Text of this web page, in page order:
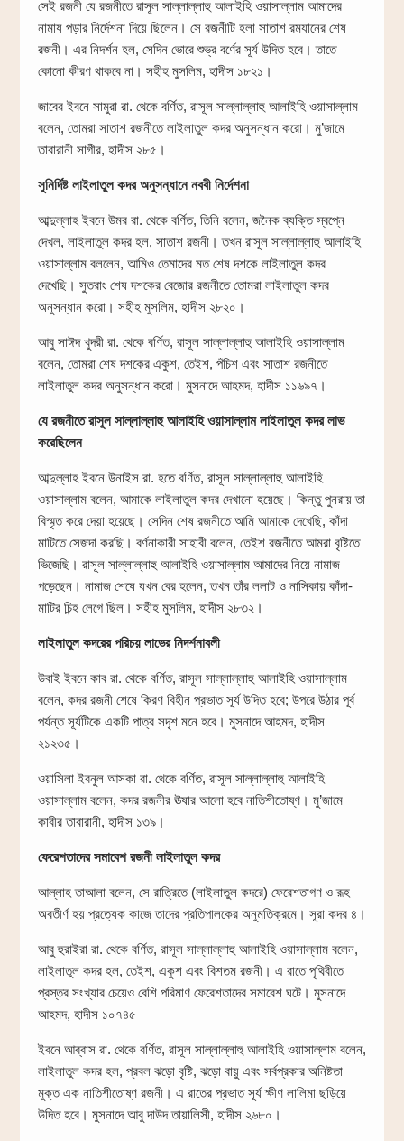
সেই রজনী যে রজনীতে রাসূল সাল্লাল্লাহু আলাইহি ওয়াসাল্লাম আমাদের
নামায পড়ার নির্দেশনা দিয়ে ছিলেন। সে রজনীটি হলা সাতাশ রমযানের শেষ
রজনী। এর নিদর্শন হল, সেদিন ভোরে শুভ্র বর্ণের সূর্য উদিত হবে। তাতে
কোনো কীরণ থাকবে না। সহীহ মুসলিম, হাদীস ১৮২১।
জাবের ইবনে সামুরা রা. থেকে বর্ণিত, রাসূল সাল্লাল্লাহু আলাইহি ওয়াসাল্লাম
বলেন, তোমরা সাতাশ রজনীতে লাইলাতুল কদর অনুসন্ধান করো। মু’জামে
তাবারানী সাগীর, হাদীস ২৮৫।
সুনির্দিষ্ট লাইলাতুল কদর অনুসন্ধানে নববী নির্দেশনা
আব্দুল্লাহ ইবনে উমর রা. থেকে বর্ণিত, তিনি বলেন, জনৈক ব্যক্তি স্বপ্নে
দেখল, লাইলাতুল কদর হল, সাতাশ রজনী। তখন রাসূল সাল্লাল্লাহু আলাইহি
ওয়াসাল্লাম বললেন, আমিও তেমাদের মত শেষ দশকে লাইলাতুল কদর
দেখেছি। সুতরাং শেষ দশকের বেজোর রজনীতে তোমরা লাইলাতুল কদর
অনুসন্ধান করো। সহীহ মুসলিম, হাদীস ২৮২০।
আবু সাঈদ খুদরী রা. থেকে বর্ণিত, রাসূল সাল্লাল্লাহু আলাইহি ওয়াসাল্লাম
বলেন, তোমরা শেষ দশকের একুশ, তেইশ, পঁচিশ এবং সাতাশ রজনীতে
লাইলাতুল কদর অনুসন্ধান করো। মুসনাদে আহমদ, হাদীস ১১৬৯৭।
যে রজনীতে রাসূল সাল্লাল্লাহু আলাইহি ওয়াসাল্লাম লাইলাতুল কদর লাভ
করেছিলেন
আব্দুল্লাহ ইবনে উনাইস রা. হতে বর্ণিত, রাসূল সাল্লাল্লাহু আলাইহি
ওয়াসাল্লাম বলেন, আমাকে লাইলাতুল কদর দেখানো হয়েছে। কিন্তু পুনরায় তা
বিস্মৃত করে দেয়া হয়েছে। সেদিন শেষ রজনীতে আমি আমাকে দেখেছি, কাঁদা
মাটিতে সেজদা করছি। বর্ণনাকারী সাহাবী বলেন, তেইশ রজনীতে আমরা বৃষ্টিতে
ভিজেছি। রাসূল সাল্লাল্লাহু আলাইহি ওয়াসাল্লাম আমাদের নিয়ে নামাজ
পড়েছেন। নামাজ শেষে যখন বের হলেন, তখন তাঁর ললাট ও নাসিকায় কাঁদা-
মাটির চিন্হ লেগে ছিল। সহীহ মুসলিম, হাদীস ২৮৩২।
লাইলাতুল কদরের পরিচয় লাভের নিদর্শনাবলী
উবাই ইবনে কাব রা. থেকে বর্ণিত, রাসূল সাল্লাল্লাহু আলাইহি ওয়াসাল্লাম
বলেন, কদর রজনী শেষে কিরণ বিহীন প্রভাত সূর্য উদিত হবে; উপরে উঠার পূর্ব
পর্যন্ত সূর্যটিকে একটি পাত্র সদৃশ মনে হবে। মুসনাদে আহমদ, হাদীস
২১২৩৫।
ওয়াসিলা ইবনুল আসকা রা. থেকে বর্ণিত, রাসূল সাল্লাল্লাহু আলাইহি
ওয়াসাল্লাম বলেন, কদর রজনীর ঊষার আলো হবে নাতিশীতোষ্ণ। মু’জামে
কাবীর তাবারানী, হাদীস ১৩৯।
ফেরেশতাদের সমাবেশ রজনী লাইলাতুল কদর
আল্লাহ তাআলা বলেন, সে রাত্রিতে (লাইলাতুল কদরে) ফেরেশতাগণ ও রূহ
অবতীর্ণ হয় প্রত্যেক কাজে তাদের প্রতিপালকের অনুমতিক্রমে। সূরা কদর ৪।
আবু হুরাইরা রা. থেকে বর্ণিত, রাসূল সাল্লাল্লাহু আলাইহি ওয়াসাল্লাম বলেন,
লাইলাতুল কদর হল, তেইশ, একুশ এবং বিশতম রজনী। এ রাতে পৃথিবীতে
প্রস্তর সংখ্যার চেয়েও বেশি পরিমাণ ফেরেশতাদের সমাবেশ ঘটে। মুসনাদে
আহমদ, হাদীস ১০৭৪৫
ইবনে আব্বাস রা. থেকে বর্ণিত, রাসূল সাল্লাল্লাহু আলাইহি ওয়াসাল্লাম বলেন,
লাইলাতুল কদর হল, প্রবল ঝড়ো বৃষ্টি, ঝড়ো বায়ু এবং সর্বপ্রকার অনিষ্টতা
মুক্ত এক নাতিশীতোষ্ণ রজনী। এ রাতের প্রভাত সূর্য ক্ষীণ লালিমা ছড়িয়ে
উদিত হবে। মুসনাদে আবু দাউদ তায়ালিসী, হাদীস ২৬৮০।